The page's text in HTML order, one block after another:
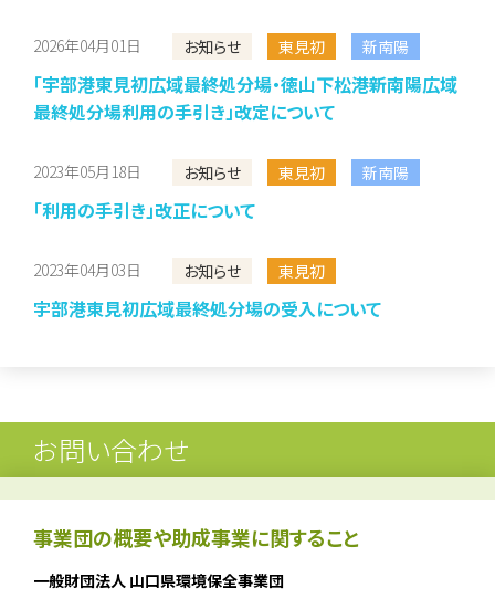
2026年04月01日 お知らせ 東見初 新南陽
「宇部港東見初広域最終処分場・徳山下松港新南陽広域
最終処分場利用の手引き」改定について
2023年05月18日 お知らせ 東見初 新南陽
「利用の手引き」改正について
2023年04月03日 お知らせ 東見初
宇部港東見初広域最終処分場の受入について
お問い合わせ
事業団の概要や助成事業に関すること
一般財団法人 山口県環境保全事業団